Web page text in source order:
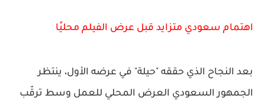
اهتمام سعودي متزايد قبل عرض الفيلم محليًا
بعد النجاح الذي حققه "حيلة" في عرضه الأول، ينتظر
الجمهور السعودي العرض المحلي للعمل وسط ترقّب